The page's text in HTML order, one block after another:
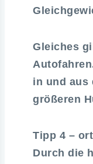
Gleiches
in und aus
größeren
Tipp 4 –
Durch die